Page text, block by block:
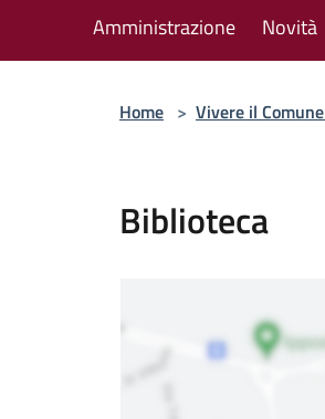
Amministrazione Novità
Home > Vivere il Comune
Biblioteca